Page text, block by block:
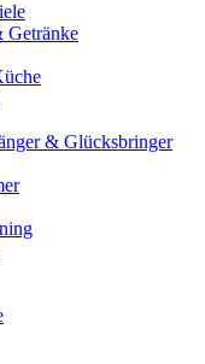
Getränke
& Glücksbringer